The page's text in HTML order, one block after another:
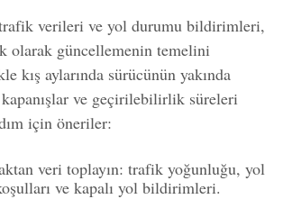
verileri ve yol durumu bildirimleri,
olarak güncellemenin temelini
kış aylarında sürücünün yakında
kapanışlar ve geçirilebilirlik süreleri
için öneriler:
veri toplayın: trafik yoğunluğu, yol
ve kapalı yol bildirimleri.